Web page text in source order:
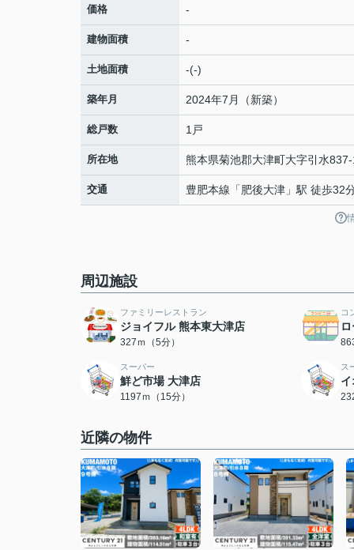
価格 -
建物面積 -
土地面積 -(-)
築年月 2024年7月（新築）
総戸数 1戸
所在地 熊本県菊池郡大津町大字引水837-
交通 豊肥本線 「 肥後大津 」駅 徒歩32
周辺施設
ファミリーレストラン
ジョイフル 熊本東大津店
327ｍ（5分）
コ
スーパー
鮮ど市場 大津店
1197ｍ（15分）
ス
近隣の物件